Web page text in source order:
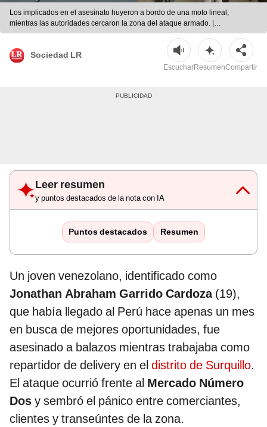
Los implicados en el asesinato huyeron a bordo de una moto lineal,
mientras las autoridades cercaron la zona del ataque armado. |
Composición LR
Sociedad LR
EscucharResumenCompartir
Leer resumen
y puntos destacados de la nota con IA
Puntos destacados Resumen
Un joven venezolano, identificado como
Jonathan Abraham Garrido Cardoza(19),
que había llegado al Perú hace apenas un mes
en busca de mejores oportunidades, fue
asesinado a balazos mientras trabajaba como
repartidor de delivery en el distrito de Surquillo.
El ataque ocurrió frente al Mercado Número
Dos y sembró el pánico entre comerciantes,
clientes y transeúntes de la zona.